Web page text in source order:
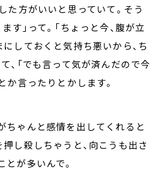
た方がいいと思っていて。そう
す」って。「ちょっと今、腹が立
しておくと気持ち悪いから、ち
、「でも言って気が済んだので今
か言ったりとかします。
ちゃんと感情を出してくれると
し殺しちゃうと、向こうも出さ
が多いんで。